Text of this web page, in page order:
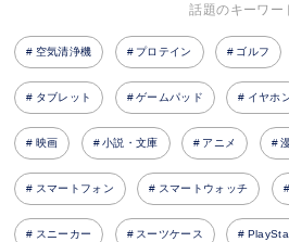
話題のキーワー
空気清浄機 プロテイン ゴルフ
タブレット ゲームパッド イヤホ
映画 小説・文庫 アニメ
スマートフォン スマートウォッチ
スニーカー スーツケース